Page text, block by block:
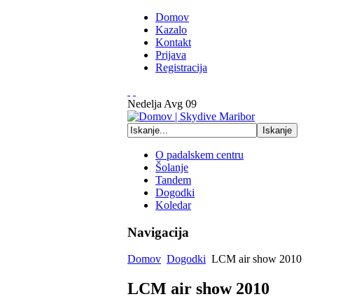
Domov
Kazalo
Kontakt
Prijava
Registracija
Nedelja Avg 09
O padalskem centru
Šolanje
Tandem
Dogodki
Koledar
Navigacija
Domov Dogodki LCM air show 2010
LCM air show 2010